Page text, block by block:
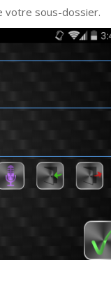
votre sous-dossier.